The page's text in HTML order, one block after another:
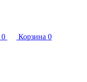
0 Корзина 0